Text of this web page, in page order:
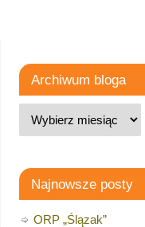
Archiwum bloga
Najnowsze posty
ORP „Ślązak”